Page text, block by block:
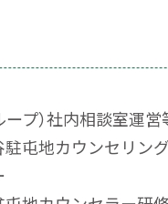
プ）社内相談室運営
駐屯地カウンセリング